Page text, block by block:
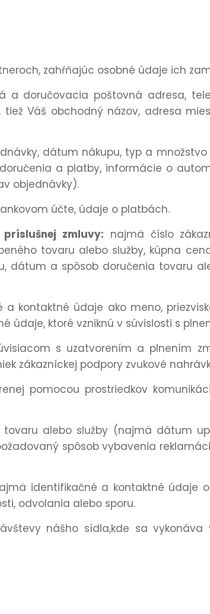
zahŕňajúc osobné údaje ich
a doručovacia poštovná adresa,
Váš obchodný názov, adresa
dátum nákupu, typ a
a platby, informácie o
objednávky).
účte, údaje o platbách.
zmluvy: najmä číslo
tovaru alebo služby, kúpna
dátum a spôsob doručenia tovaru
a kontaktné údaje ako meno,
údaje, ktoré vzniknú v súvislosti s
s uzatvorením a plnením
zákazníckej podpory zvukové
pomocou prostriedkov
tovaru alebo služby (najmä dátum
spôsob vybavenia
identifikačné a kontaktné údaje
odvolania alebo sporu.
nášho sídla,kde sa vykonáva